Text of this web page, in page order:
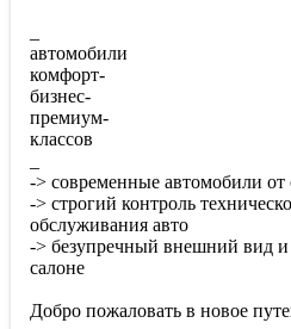
автомобили
комфорт-
бизнес-
премиум-
классов
-> современные автомобили
-> строгий контроль
обслуживания авто
-> безупречный внешний вид и
салоне
Добро пожаловать в новое